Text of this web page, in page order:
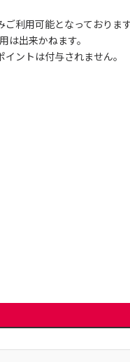
ご利用可能となっておりま
は出来かねます。
ントは付与されません。